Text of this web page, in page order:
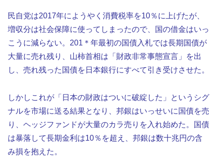
民自党は2017年にようやく消費税率を10％に上げたが、
増収分は社会保障に使ってしまったので、国の借金はいっ
こうに減らない。201＊年最初の国債入札では長期国債が
大量に売れ残り、山柿首相は「財政非常事態宣言」を出
し、売れ残った国債を日本銀行にすべて引き受けさせた。
しかしこれが「日本の財政はついに破綻した」というシグ
ナルを市場に送る結果となり、邦銀はいっせいに国債を売
り、ヘッジファンドが大量のカラ売りを入れ始めた。国債
は暴落して長期金利は10％を超え、邦銀は数十兆円の含
み損を抱えた。